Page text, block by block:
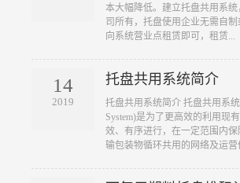
本大幅降低。建立托盘共用系
司所有，托盘使用企业无需自
向系统营业点租赁即可，租赁...
14
2019
托盘共用系统简介
托盘共用系统简介 托盘共用系统
System)是为了更高效的利用现
效、有序进行，在一定范围内
输包装物循环共用的网络及运营